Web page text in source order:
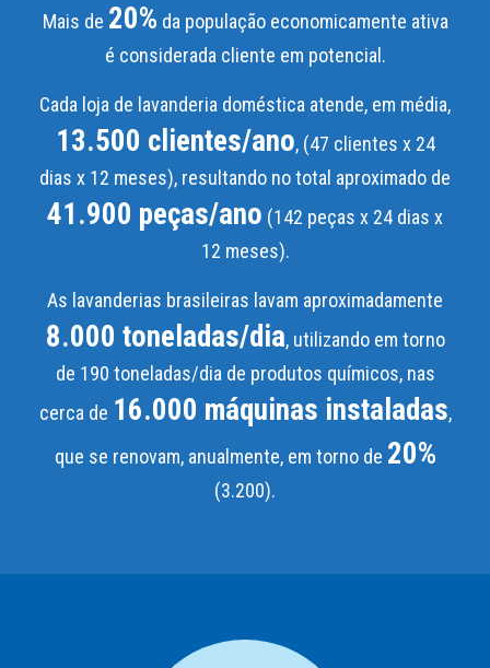
Mais de 20% da população economicamente ativa
é considerada cliente em potencial.
Cada loja de lavanderia doméstica atende, em média,
13.500 clientes/ano, (47 clientes x 24
dias x 12 meses), resultando no total aproximado de
41.900 peças/ano (142 peças x 24 dias x
12 meses).
As lavanderias brasileiras lavam aproximadamente
8.000 toneladas/dia, utilizando em torno
de 190 toneladas/dia de produtos químicos, nas
cerca de 16.000 máquinas instaladas,
que se renovam, anualmente, em torno de 20%
(3.200).